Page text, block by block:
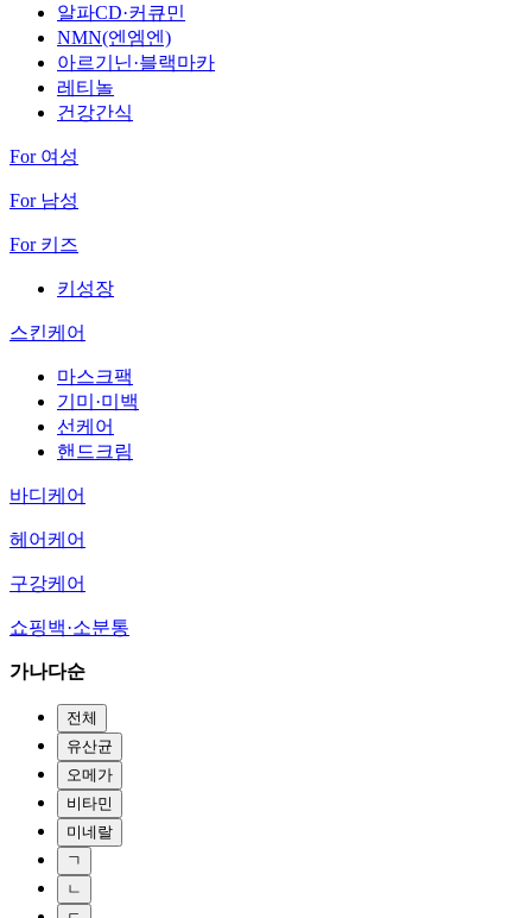
알파CD·커큐민
NMN(엔엠엔)
아르기닌·블랙마카
레티놀
건강간식
For 여성
For 남성
For 키즈
키성장
스킨케어
마스크팩
기미·미백
선케어
핸드크림
바디케어
헤어케어
구강케어
쇼핑백·소분통
가나다순
전체
유산균
오메가
비타민
미네랄
ㄱ
ㄴ